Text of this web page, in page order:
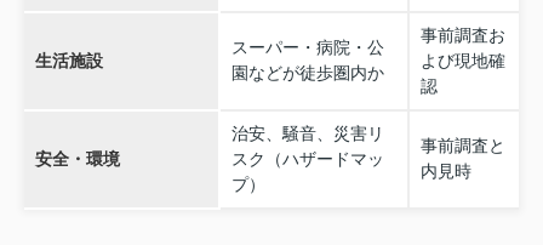
生活施設
スーパー・病院・公
園などが徒歩圏内か
事前調査お
よび現地確
認
安全・環境
治安、騒音、災害リ
スク（ハザードマッ
プ）
事前調査と
内見時